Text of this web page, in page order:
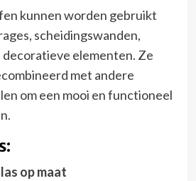
kunnen worden gebruikt
scheidingswanden,
decoratieve elementen. Ze
met andere
om een ​​mooi en functioneel
op maat